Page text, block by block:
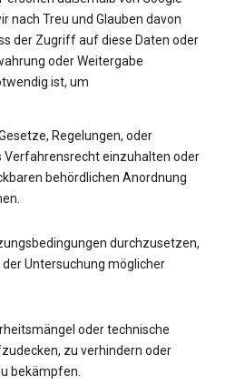
nach Treu und Glauben davon
der Zugriff auf diese Daten oder
oder Weitergabe
ist, um
Regelungen, oder
Verfahrensrecht einzuhalten oder
behördlichen Anordnung
durchzusetzen,
Untersuchung möglicher
oder technische
zu verhindern oder
bekämpfen.